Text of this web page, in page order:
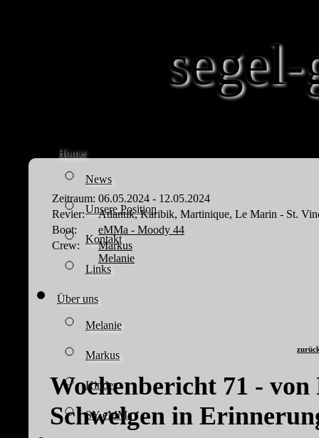
Home
News
Unsere Position
Kontakt
Links
Über uns
Melanie
Markus
Kinder
SY eMMa
Zeitraum: 06.05.2024 - 12.05.2024
Revier:
Atlantik, Karibik, Martinique, Le Marin - St.
Boot:
eMMa - Moody 44
Crew:
Markus
Melanie
Wochenbericht 71 -
Schwelgen in